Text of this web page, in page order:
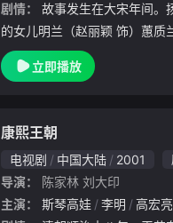
剧情：
的女儿明兰（赵丽颖 饰）蕙质
人，可惜母亲偏为侧室，因此
牙的忌恨。明兰听从母亲的临
立即播放
康熙王朝
电视剧 中国大陆 2001
导演：
陈家林 刘大印
主演：
斯琴高娃 李明 高宏亮